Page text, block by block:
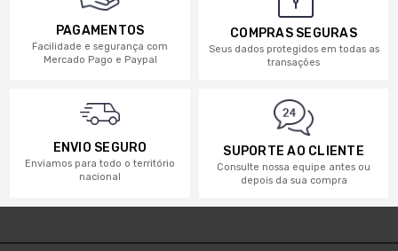
PAGAMENTOS
Facilidade e segurança com
Mercado Pago e Paypal
COMPRAS SEGURAS
Seus dados protegidos em todas as
transações
ENVIO SEGURO
Enviamos para todo o território
nacional
SUPORTE AO CLIENTE
Consulte nossa equipe antes ou
depois da sua compra